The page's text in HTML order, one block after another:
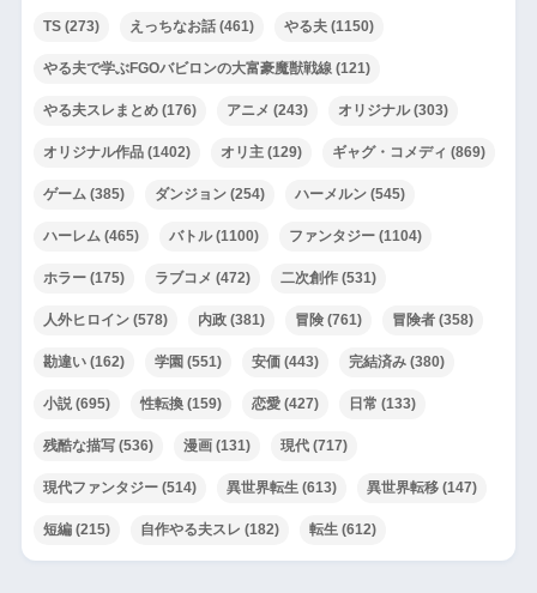
TS(273) えっちなお話(461) やる夫(1150)
やる夫で学ぶFGOバビロンの大富豪魔獣戦線(121)
やる夫スレまとめ(176) アニメ (243) オリジナル(303)
オリジナル作品(1402) オリ主(129) ギャグ・コメディ (869)
ゲーム(385) ダンジョン(254) ハーメルン(545)
ハーレム(465) バトル(1100) ファンタジー(1104)
ホラー(175) ラブコメ (472) 二次創作(531)
人外ヒロイン(578) 内政(381) 冒険(761) 冒険者(358)
勘違い(162) 学園 (551) 安価(443) 完結済み(380)
小説(695) 性転換(159) 恋愛(427) 日常 (133)
残酷な描写(536) 漫画(131) 現代(717)
現代ファンタジー(514) 異世界転生(613) 異世界転移(147)
短編(215) 自作やる夫スレ (182) 転生(612)